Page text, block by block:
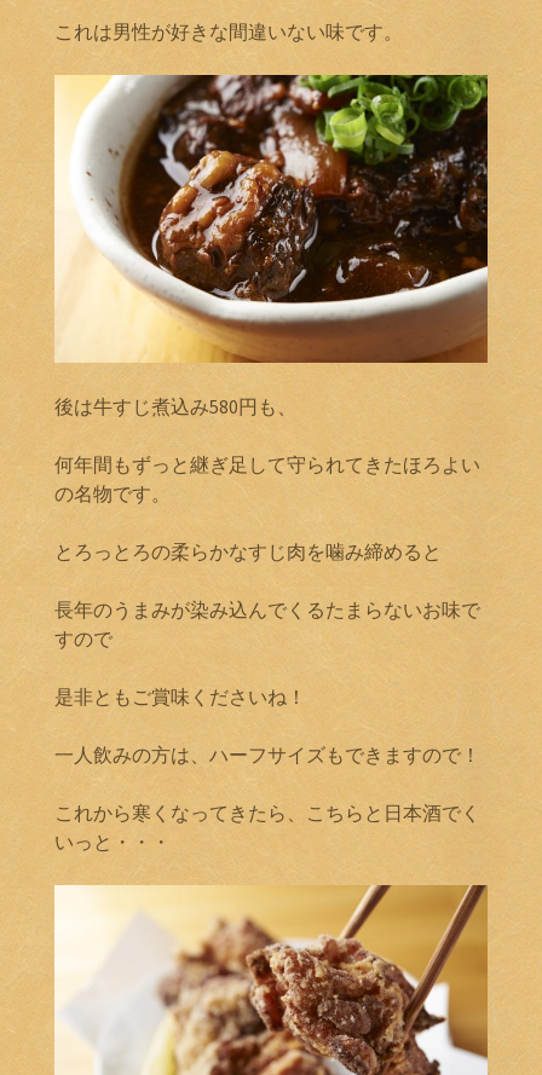
これは男性が好きな間違いない味です。
後は牛すじ煮込み580円も、
何年間もずっと継ぎ足して守られてきたほろよい
の名物です。
とろっとろの柔らかなすじ肉を噛み締めると
長年のうまみが染み込んでくるたまらないお味で
すので
是非ともご賞味くださいね！
一人飲みの方は、ハーフサイズもできますので！
これから寒くなってきたら、こちらと日本酒でく
いっと・・・